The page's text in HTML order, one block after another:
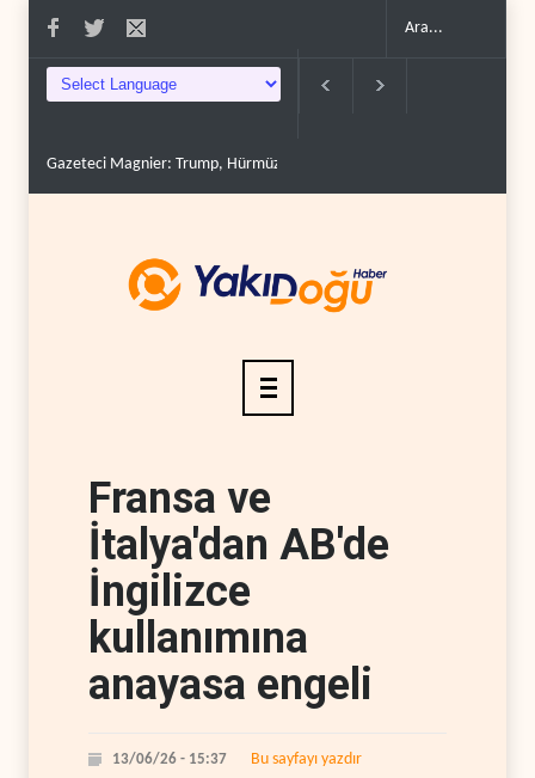
Gazeteci Magnier: Trump, Hürmüz Boğazı denetimini doğru..
Fransa ve
İtalya'dan AB'de
İngilizce
kullanımına
anayasa engeli
13/06/26 - 15:37 Bu sayfayı yazdır